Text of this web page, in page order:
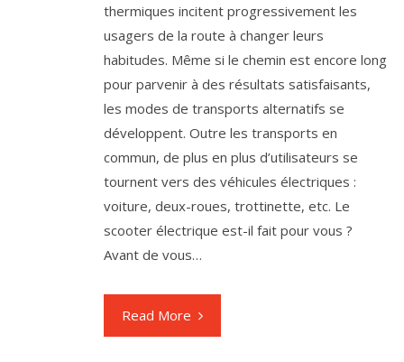
thermiques incitent progressivement les
usagers de la route à changer leurs
habitudes. Même si le chemin est encore long
pour parvenir à des résultats satisfaisants,
les modes de transports alternatifs se
développent. Outre les transports en
commun, de plus en plus d’utilisateurs se
tournent vers des véhicules électriques :
voiture, deux-roues, trottinette, etc. Le
scooter électrique est-il fait pour vous ?
Avant de vous…
Read More